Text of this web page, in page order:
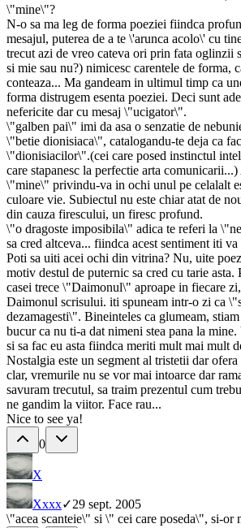
\"mine\"?
N-o sa ma leg de forma poeziei fiindca
mesajul, puterea de a te \'arunca acolo\' cu
trecut azi de vreo cateva ori prin fata oglinzii
si mie sau nu?) nimicesc carentele de forma,
conteaza... Ma gandeam in ultimul timp ca
forma distrugem esenta poeziei. Deci sunt
nefericite dar cu mesaj \"ucigator\".
\"galben pai\" imi da asa o senzatie de
\"betie dionisiaca\", catalogandu-te deja ca
\"dionisiacilor\".(cei care posed instinctul
care stapanesc la perfectie arta
\"mine\" privindu-va in ochi unul pe celalalt
culoare vie. Subiectul nu este chiar atat de
din cauza firescului, un firesc profund.
\"o dragoste imposibila\" adica te referi la
sa cred altceva... fiindca acest sentiment iti
Poti sa uiti acei ochi din vitrina? Nu, uite
motiv destul de puternic sa cred cu tarie asta.
casei trece \"Daimonul\" aproape in fiecare
Daimonul scrisului. iti spuneam intr-o zi ca
dezamagesti\". Bineinteles ca glumeam,
bucur ca nu ti-a dat nimeni stea pana la
si sa fac eu asta fiindca meriti mult mai mult
Nostalgia este un segment al tristetii dar
clar, vremurile nu se vor mai intoarce dar
savuram trecutul, sa traim prezentul cum
ne gandim la viitor. Face rau...
Nice to see ya!
0
X
Xxxx✓29 sept. 2005
\"acea scanteie\" si \" cei care poseda\", si-or